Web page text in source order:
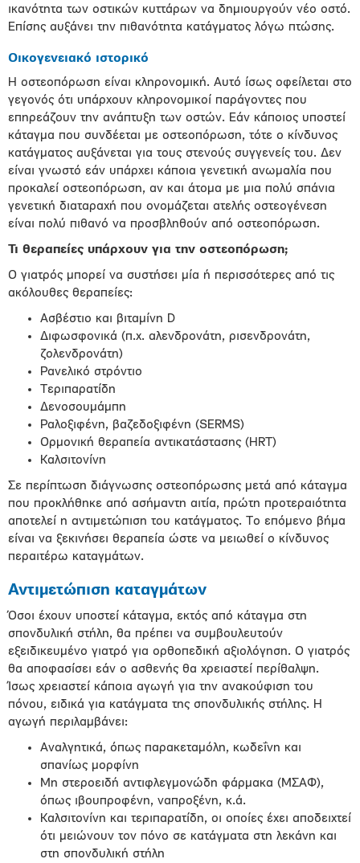
ικανότητα των οστικών κυττάρων να δημιουργούν νέο οστό.
Επίσης αυξάνει την πιθανότητα κατάγματος λόγω πτώσης.
Οικογενειακό ιστορικό
Η οστεοπόρωση είναι κληρονομική. Αυτό ίσως οφείλεται στο
γεγονός ότι υπάρχουν κληρονομικοί παράγοντες που
επηρεάζουν την ανάπτυξη των οστών. Εάν κάποιος υποστεί
κάταγμα που συνδέεται με οστεοπόρωση, τότε ο κίνδυνος
κατάγματος αυξάνεται για τους στενούς συγγενείς του. Δεν
είναι γνωστό εάν υπάρχει κάποια γενετική ανωμαλία που
προκαλεί οστεοπόρωση, αν και άτομα με μια πολύ σπάνια
γενετική διαταραχή που ονομάζεται ατελής οστεογένεση
είναι πολύ πιθανό να προσβληθούν από οστεοπόρωση.
Τι θεραπείες υπάρχουν για την οστεοπόρωση;
Ο γιατρός μπορεί να συστήσει μία ή περισσότερες από τις
ακόλουθες θεραπείες:
Ασβέστιο και βιταμίνη D
Διφωσφονικά (π.χ. αλενδρονάτη, ρισενδρονάτη,
ζολενδρονάτη)
Ρανελικό στρόντιο
Τεριπαρατίδη
Δενοσουμάμπη
Ραλοξιφένη, βαζεδοξιφένη (SERMS)
Ορμονική θεραπεία αντικατάστασης (HRT)
Καλσιτονίνη
Σε περίπτωση διάγνωσης οστεοπόρωσης μετά από κάταγμα
που προκλήθηκε από ασήμαντη αιτία, πρώτη προτεραιότητα
αποτελεί η αντιμετώπιση του κατάγματος. Το επόμενο βήμα
είναι να ξεκινήσει θεραπεία ώστε να μειωθεί ο κίνδυνος
περαιτέρω καταγμάτων.
Αντιμετώπιση καταγμάτων
Όσοι έχουν υποστεί κάταγμα, εκτός από κάταγμα στη
σπονδυλική στήλη, θα πρέπει να συμβουλευτούν
εξειδικευμένο γιατρό για ορθοπεδική αξιολόγηση. Ο γιατρός
θα αποφασίσει εάν ο ασθενής θα χρειαστεί περίθαλψη.
Ίσως χρειαστεί κάποια αγωγή για την ανακούφιση του
πόνου, ειδικά για κατάγματα της σπονδυλικής στήλης. Η
αγωγή περιλαμβάνει:
Αναλγητικά, όπως παρακεταμόλη, κωδεΐνη και
σπανίως μορφίνη
Μη στεροειδή αντιφλεγμονώδη φάρμακα (ΜΣΑΦ),
όπως ιβουπροφένη, ναπροξένη, κ.ά.
Καλσιτονίνη και τεριπαρατίδη, οι οποίες έχει αποδειχτεί
ότι μειώνουν τον πόνο σε κατάγματα στη λεκάνη και
στη σπονδυλική στήλη